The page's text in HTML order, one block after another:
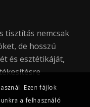
tisztítás nemcsak
de hosszú
és esztétikáját,
Ezen fájlok
a felhasználó